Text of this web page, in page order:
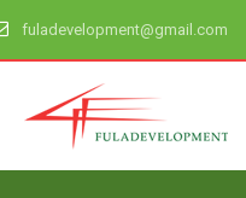
fuladevelopment@gmail.com